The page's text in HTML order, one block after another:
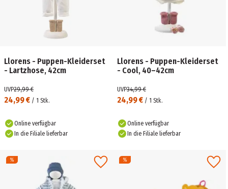
Llorens - Puppen-Kleiderset
- Lartzhose, 42cm
24,99 € / 1 Stk.
UVP29,99 €
Online verfügbar
In die Filiale lieferbar
Llorens - Puppen-Kleiderset
- Cool, 40–42cm
24,99 € / 1 Stk.
UVP34,99 €
Online verfügbar
In die Filiale lieferbar